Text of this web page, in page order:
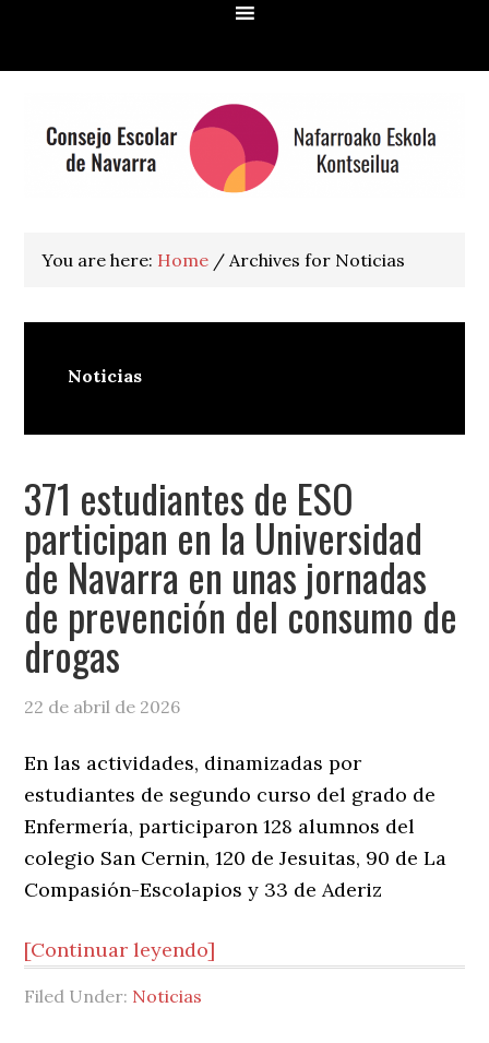
You are here: Home / Archives for Noticias
Noticias
371 estudiantes de ESO
participan en la Universidad
de Navarra en unas jornadas
de prevención del consumo de
drogas
22 de abril de 2026
En las actividades, dinamizadas por
estudiantes de segundo curso del grado de
Enfermería, participaron 128 alumnos del
colegio San Cernin, 120 de Jesuitas, 90 de La
Compasión-Escolapios y 33 de Aderiz
[Continuar leyendo]
Filed Under: Noticias